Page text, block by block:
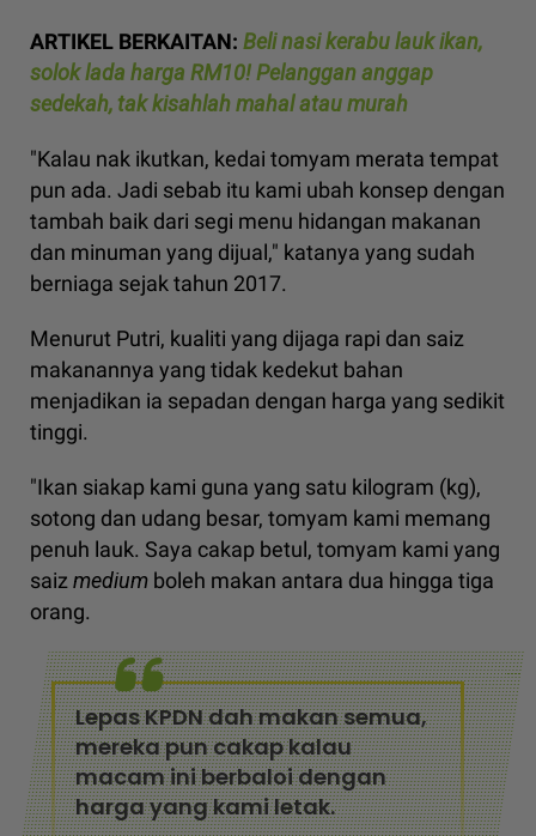
ARTIKEL BERKAITAN: Beli nasi kerabu lauk ikan,
solok lada harga RM10! Pelanggan anggap
sedekah, tak kisahlah mahal atau murah
"Kalau nak ikutkan, kedai tomyam merata tempat
pun ada. Jadi sebab itu kami ubah konsep dengan
tambah baik dari segi menu hidangan makanan
dan minuman yang dijual," katanya yang sudah
berniaga sejak tahun 2017.
Menurut Putri, kualiti yang dijaga rapi dan saiz
makanannya yang tidak kedekut bahan
menjadikan ia sepadan dengan harga yang sedikit
tinggi.
"Ikan siakap kami guna yang satu kilogram (kg),
sotong dan udang besar, tomyam kami memang
penuh lauk. Saya cakap betul, tomyam kami yang
saiz medium boleh makan antara dua hingga tiga
orang.
Lepas KPDN dah makan semua,
mereka pun cakap kalau
macam ini berbaloi dengan
harga yang kami letak.